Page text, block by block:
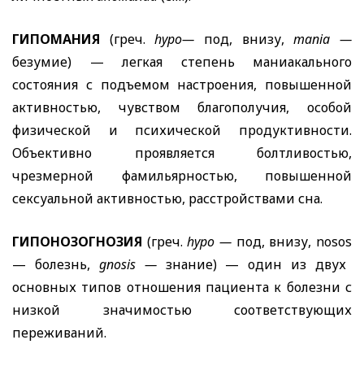
ГИПОМАНИЯ (греч.hypo— под, внизу,mania —
безумие) — легкая степень маниакального
состояния с подъемом настроения, повышенной
активностью, чувством благополучия, особой
физической и психической продуктивности.
Объективно проявляется болтливостью,
чрезмерной фамильярностью, повышенной
сексуальной активностью, расстройствами сна.
ГИПОНОЗОГНОЗИЯ (греч.hypo — под, внизу, nosos
— болезнь, gnosis— знание) — один из двух
основных типов отношения пациента к болезни с
низкой значимостью соответствующих
переживаний.